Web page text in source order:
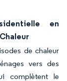
en
de chaleur
vers des
complètent le